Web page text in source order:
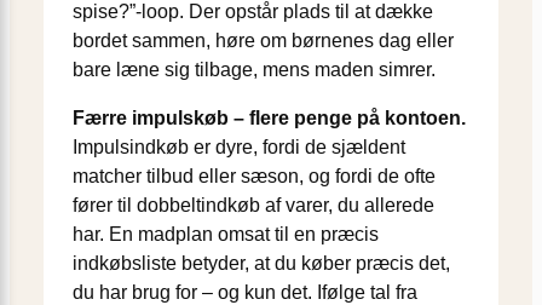
spise?”-loop. Der opstår plads til at dække
bordet sammen, høre om børnenes dag eller
bare læne sig tilbage, mens maden simrer.
Færre impulskøb – flere penge på kontoen.
Impulsindkøb er dyre, fordi de sjældent
matcher tilbud eller sæson, og fordi de ofte
fører til dobbeltindkøb af varer, du allerede
har. En madplan omsat til en præcis
indkøbsliste betyder, at du køber præcis det,
du har brug for – og kun det. Ifølge tal fra